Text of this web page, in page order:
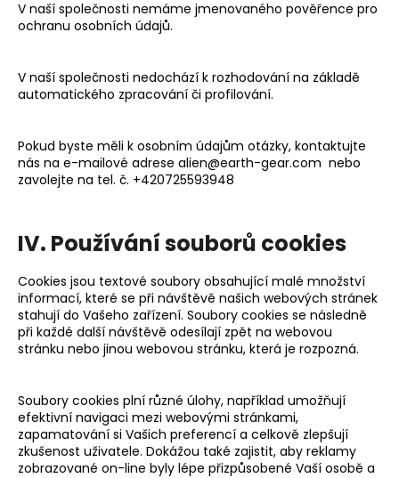
V naší společnosti nemáme jmenovaného pověřence pro
ochranu osobních údajů.
V naší společnosti nedochází k rozhodování na základě
automatického zpracování či profilování.
Pokud byste měli k osobním údajům otázky, kontaktujte
nás na e-mailové adrese alien@earth-gear.com nebo
zavolejte na tel. č. +420725593948
IV. Používání souborů cookies
Cookies jsou textové soubory obsahující malé množství
informací, které se při návštěvě našich webových stránek
stahují do Vašeho zařízení. Soubory cookies se následně
při každé další návštěvě odesílají zpět na webovou
stránku nebo jinou webovou stránku, která je rozpozná.
Soubory cookies plní různé úlohy, například umožňují
efektivní navigaci mezi webovými stránkami,
zapamatování si Vašich preferencí a celkově zlepšují
zkušenost uživatele. Dokážou také zajistit, aby reklamy
zobrazované on-line byly lépe přizpůsobené Vaší osobě a